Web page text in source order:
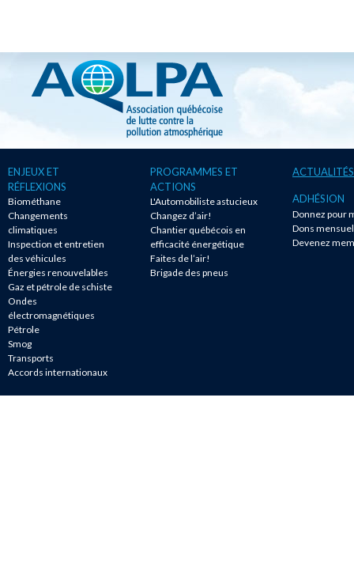
ENJEUX ET
RÉFLEXIONS
Biométhane
Changements
climatiques
Inspection et entretien
des véhicules
Énergies renouvelables
Gaz et pétrole de schiste
Ondes
électromagnétiques
Pétrole
Smog
Transports
Accords internationaux
PROGRAMMES ET
ACTIONS
L'Automobiliste astucieux
Changez d’air!
Chantier québécois en
efficacité énergétique
Faites de l’air!
Brigade des pneus
ACTUALITÉS
ADHÉSION
Donnez pour
Dons
Devenez